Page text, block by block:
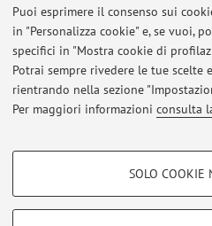
Puoi esprimere il consenso sui
in "Personalizza cookie" e, se vuoi,
specifici in "Mostra cookie di
Potrai sempre rivedere le tue scelte
rientrando nella sezione
Per maggiori informazioni consulta
COOKIE DI PROFILAZIONE -
SOLO COOKIE
groups, please email stating
with this and which group
should move to a group
been assigned to. If you are
Pubblicato il: 19 settembre 2025
Area riservata
Accedi tramiteloginper gestire tutti